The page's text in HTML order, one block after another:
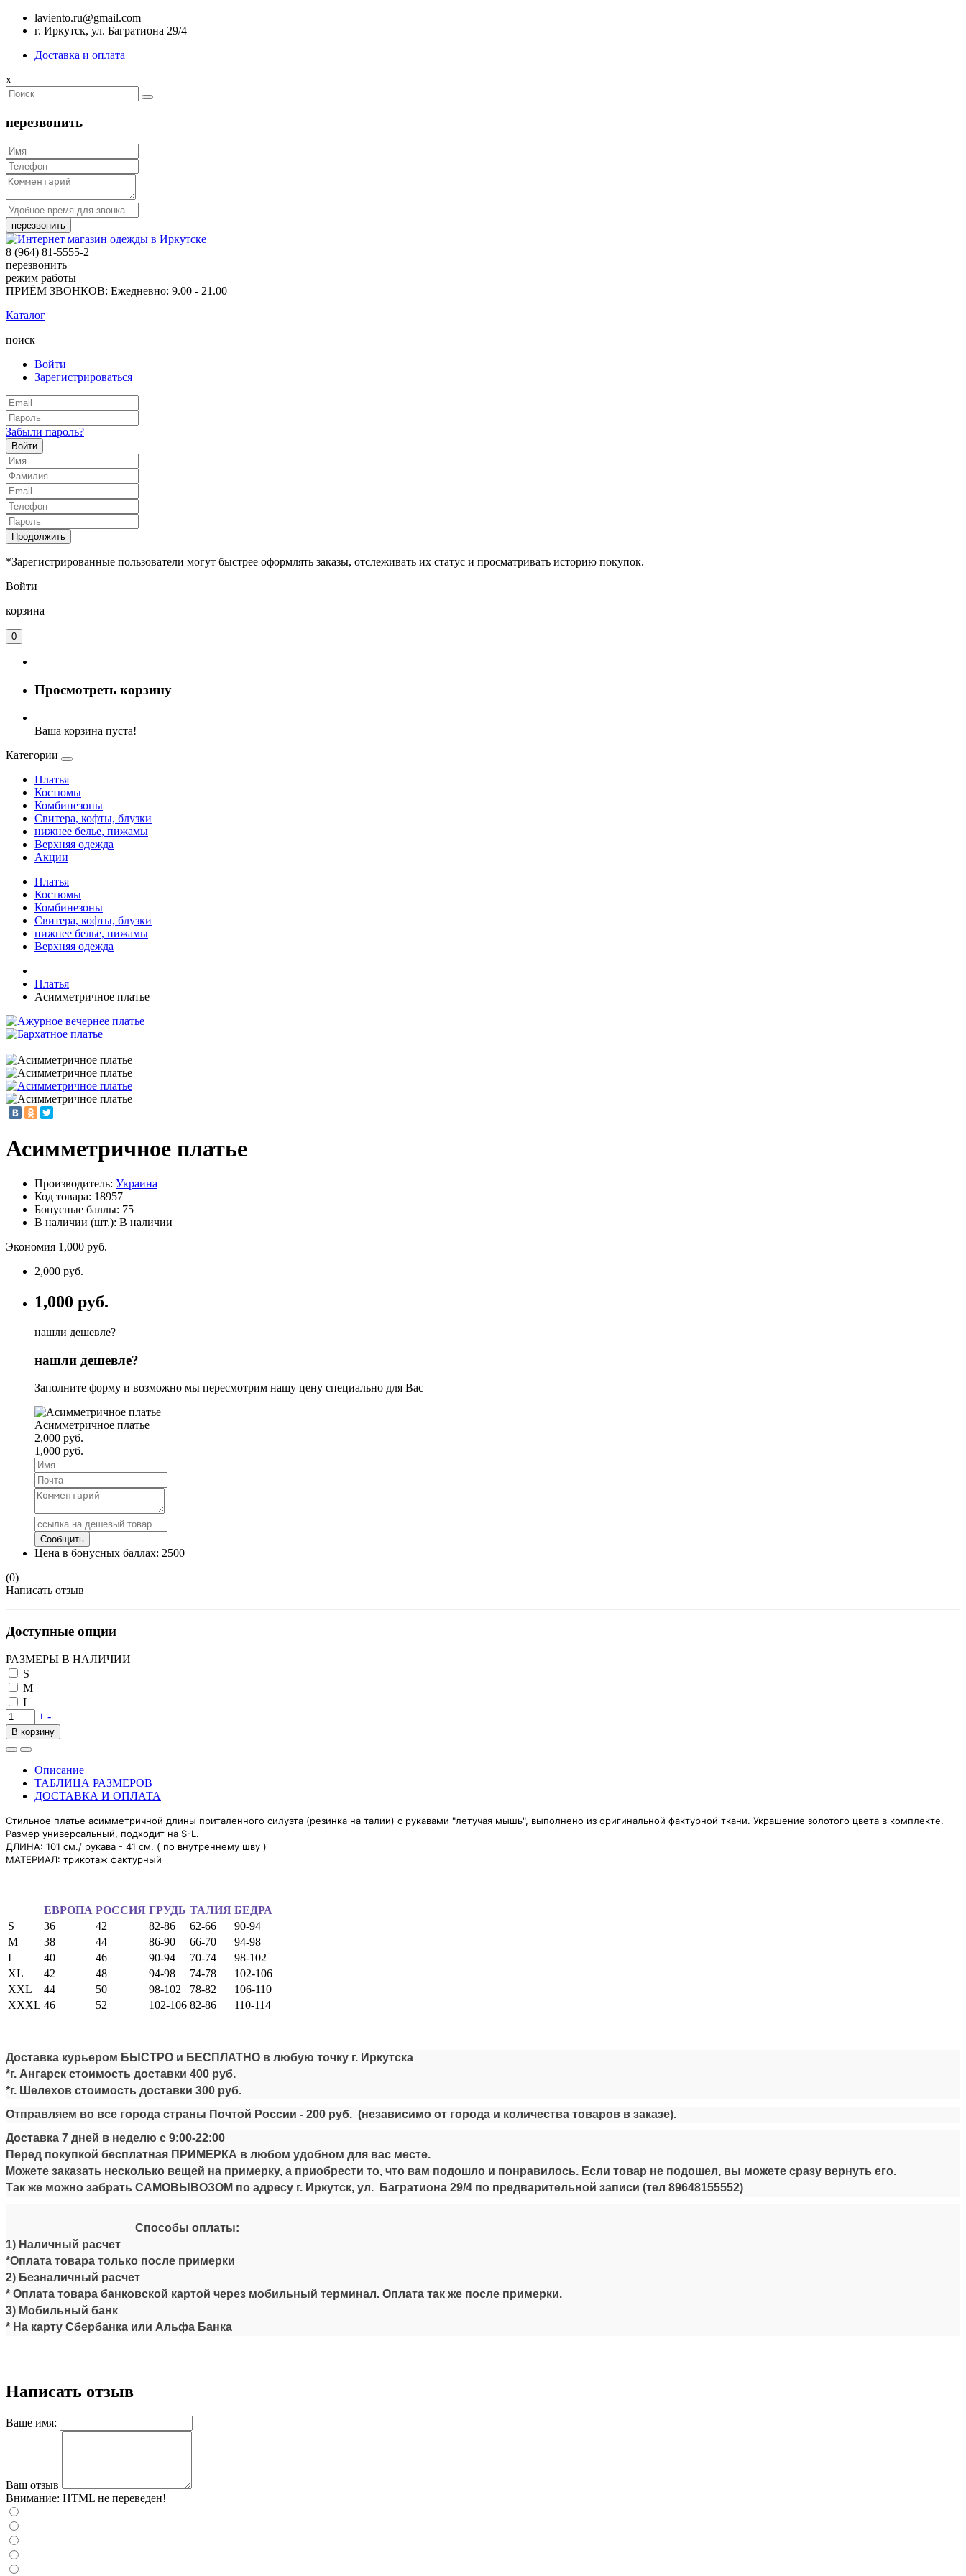
laviento.ru@gmail.com
г. Иркутск, ул. Багратиона 29/4
Доставка и оплата
x
перезвонить
8 (964) 81-5555-2
перезвонить
режим работы
ПРИЁМ ЗВОНКОВ: Ежедневно: 9.00 - 21.00
Каталог
поиск
Войти
Зарегистрироваться
Забыли пароль?
Войти
Продолжить
*Зарегистрированные пользователи могут быстрее оформлять заказы, отслеживать их статус и просматривать историю покупок.
Войти
корзина
0
Просмотреть корзину
Ваша корзина пуста!
Категории
Платья
Костюмы
Комбинезоны
Свитера, кофты, блузки
нижнее белье, пижамы
Верхняя одежда
Акции
Платья
Костюмы
Комбинезоны
Свитера, кофты, блузки
нижнее белье, пижамы
Верхняя одежда
Платья
Асимметричное платье
+
Асимметричное платье
Производитель: Украина
Код товара: 18957
Бонусные баллы: 75
В наличии (шт.): В наличии
Экономия 1,000 руб.
2,000 руб.
1,000 руб.
нашли дешевле?
нашли дешевле?
Заполните форму и возможно мы пересмотрим нашу цену специально для Вас
Асимметричное платье
2,000 руб.
1,000 руб.
Цена в бонусных баллах: 2500
(0)
Написать отзыв
Доступные опции
РАЗМЕРЫ В НАЛИЧИИ
S
M
L
+ -
В корзину
Описание
ТАБЛИЦА РАЗМЕРОВ
ДОСТАВКА И ОПЛАТА
Стильное платье асимметричной длины приталенного силуэта (резинка на талии) с рукавами "летучая мышь", выполнено из оригинальной фактурной ткани. Украшение золотого цвета в комплекте.
Размер универсальный, подходит на S-L.
ДЛИНА: 101 см./ рукава - 41 см. ( по внутреннему шву )
МАТЕРИАЛ: трикотаж фактурный
ЕВРОПА РОССИЯ ГРУДЬ ТАЛИЯ БЕДРА
S
36 42 82-86 62-66
90-94
M
38 44 86-90 66-70
94-98
L
40 46 90-94 70-74
98-102
XL
42 48 94-98 74-78
102-106
XXL
44 50 98-102 78-82
106-110
XXXL 46 52 102-106 82-86 110-114
Доставка курьером БЫСТРО и БЕСПЛАТНО в любую точку г. Иркутска
*г. Ангарск стоимость доставки 400 руб.
*г. Шелехов стоимость доставки 300 руб.
Отправляем во все города страны Почтой России - 200 руб. (независимо от города и количества товаров в заказе).
Доставка 7 дней в неделю с 9:00-22:00
Перед покупкой бесплатная ПРИМЕРКА в любом удобном для вас месте.
Можете заказать несколько вещей на примерку, а приобрести то, что вам подошло и понравилось. Если товар не подошел, вы можете сразу вернуть его.
Так же можно забрать САМОВЫВОЗОМ по адресу г. Иркутск, ул. Багратиона 29/4 по предварительной записи (тел 89648155552)
Способы оплаты:
1) Наличный расчет
*Оплата товара только после примерки
2) Безналичный расчет
* Оплата товара банковской картой через мобильный терминал. Оплата так же после примерки.
3) Мобильный банк
* На карту Сбербанка или Альфа Банка
Написать отзыв
Ваше имя:
Ваш отзыв
Внимание: HTML не переведен!